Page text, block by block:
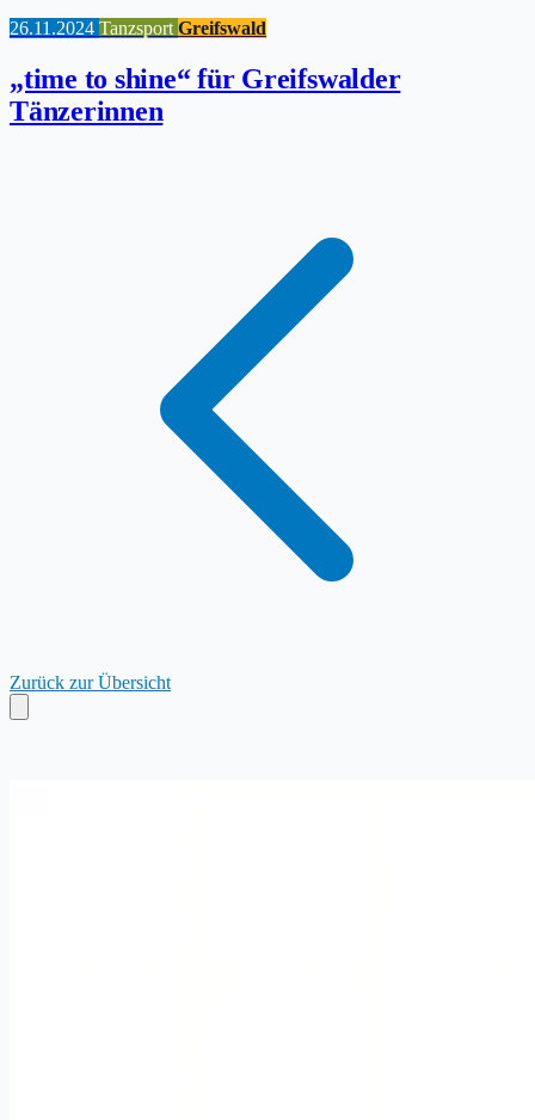
26.11.2024 Tanzsport Greifswald
„time to shine“ für Greifswalder
Tänzerinnen
Zurück zur Übersicht